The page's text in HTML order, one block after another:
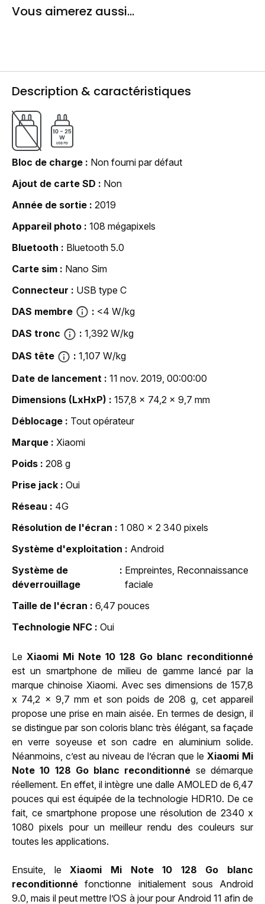
Vous aimerez aussi...
Description & caractéristiques
Bloc de charge
Non fourni par défaut
Ajout de carte SD
Non
Année de sortie
2019
Appareil photo
108 mégapixels
Bluetooth
Bluetooth 5.0
Carte sim
Nano Sim
Connecteur
USB type C
DAS membre
<4 W/kg
DAS tronc
1,392 W/kg
DAS tête
1,107 W/kg
Date de lancement
11 nov. 2019, 00:00:00
Dimensions (LxHxP)
157,8 x 74,2 x 9,7 mm
Déblocage
Tout opérateur
Marque
Xiaomi
Poids
208 g
Prise jack
Oui
Réseau
4G
Résolution de l'écran
1 080 x 2 340 pixels
Système d'exploitation
Android
Système de
déverrouillage
Empreintes, Reconnaissance
faciale
Taille de l'écran
6,47 pouces
Technologie NFC
Oui
Le Xiaomi Mi Note 10 128 Go blanc reconditionné
est un smartphone de milieu de gamme lancé par la
marque chinoise Xiaomi. Avec ses dimensions de 157,8
x 74,2 x 9,7 mm et son poids de 208 g, cet appareil
propose une prise en main aisée. En termes de design, il
se distingue par son coloris blanc très élégant, sa façade
en verre soyeuse et son cadre en aluminium solide.
Néanmoins, c’est au niveau de l’écran que le Xiaomi Mi
Note 10 128 Go blanc reconditionné se démarque
réellement. En effet, il intègre une dalle AMOLED de 6,47
pouces qui est équipée de la technologie HDR10. De ce
fait, ce smartphone propose une résolution de 2340 x
1080 pixels pour un meilleur rendu des couleurs sur
toutes les applications.
Ensuite, leXiaomi Mi Note 10 128 Go blanc
reconditionné fonctionne initialement sous Android
9.0, mais il peut mettre l’OS à jour pour Android 11 afin de